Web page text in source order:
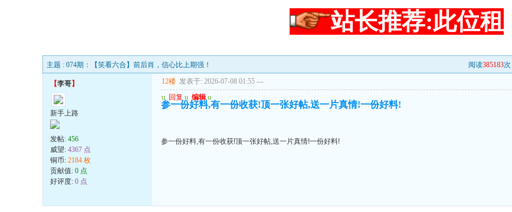
站长推荐:此位租
主题 : 074期：【笑看六合】前后肖，信心比上期强！ 阅读385183次 |
【李哥】
新手上路
发帖: 456
威望: 4367 点
铜币: 2184 枚
贡献值: 0 点
好评度: 0 点
12楼 发表于: 2026-07-08 01:55 ---
u 回复 u 编辑 u
参一份好料,有一份收获!顶一张好帖,送一片真情!一份好料!
参一份好料,有一份收获!顶一张好帖,送一片真情!一份好料!